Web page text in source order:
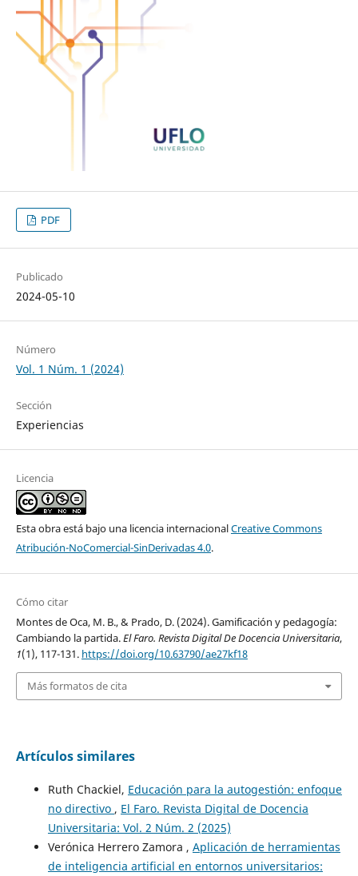
PDF
Publicado
2024-05-10
Número
Vol. 1 Núm. 1 (2024)
Sección
Experiencias
Licencia
Esta obra está bajo una licencia internacionalCreative Commons
Atribución-NoComercial-SinDerivadas 4.0.
Cómo citar
Montes de Oca, M. B., & Prado, D. (2024). Gamificación y pedagogía:
Cambiando la partida.El Faro. Revista Digital De Docencia Universitaria,
1(1), 117-131. https://doi.org/10.63790/ae27kf18
Más formatos de cita
Artículos similares
Ruth Chackiel, Educación para la autogestión: enfoque
no directivo , El Faro. Revista Digital de Docencia
Universitaria: Vol. 2 Núm. 2 (2025)
Verónica Herrero Zamora , Aplicación de herramientas
de inteligencia artificial en entornos universitarios: